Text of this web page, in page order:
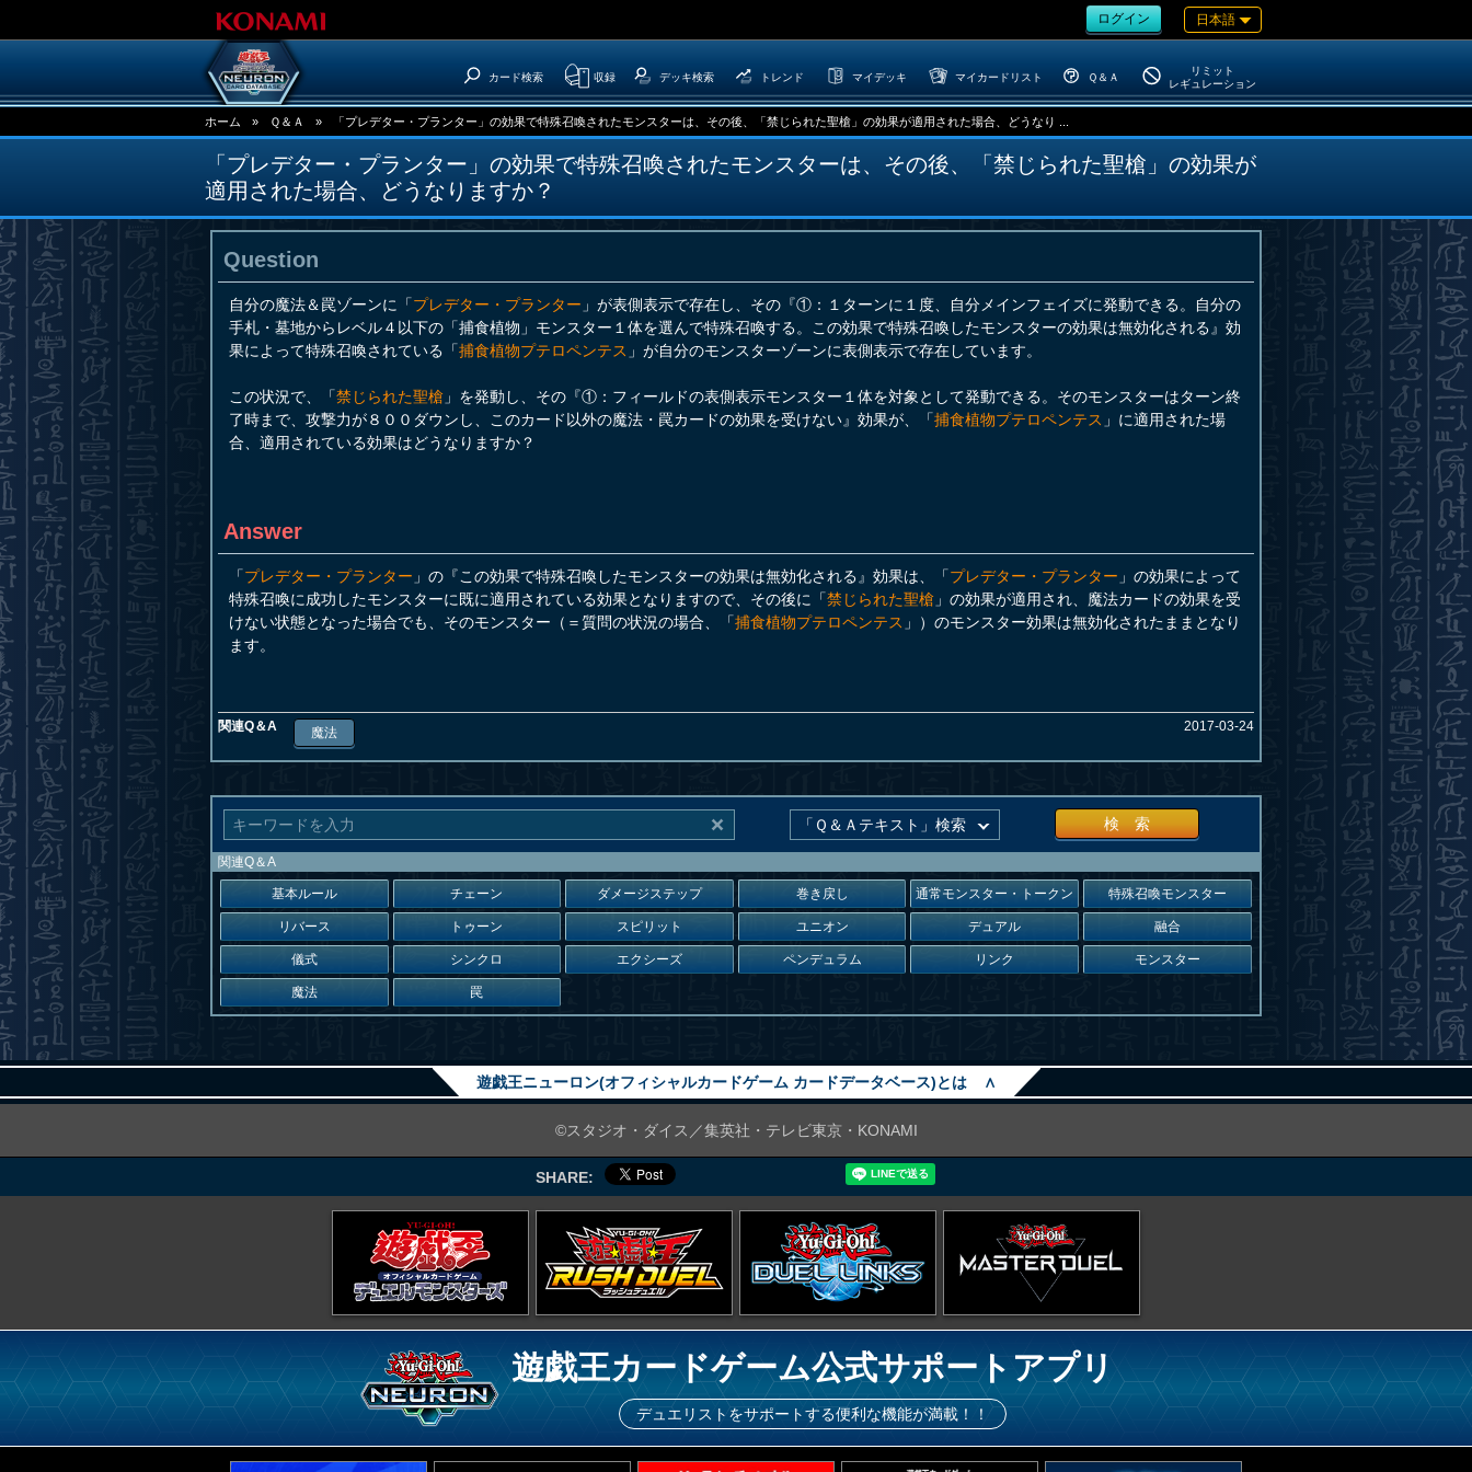
ログイン 日本語
カード検索 収録 デッキ検索 トレンド マイデッキ マイカードリスト Ｑ＆Ａ
リミット
レギュレーション
ホーム » Ｑ＆Ａ » 「プレデター・プランター」の効果で特殊召喚されたモンスターは、その後、「禁じられた聖槍」の効果が適用された場合、どうなり ...
「プレデター・プランター」の効果で特殊召喚されたモンスターは、その後、「禁じられた聖槍」の効果が
適用された場合、どうなりますか？
Question
自分の魔法＆罠ゾーンに「プレデター・プランター 」が表側表示で存在し、その『①：１ターンに１度、自分メインフェイズに発動できる。自分の
手札・墓地からレベル４以下の「捕食植物」モンスター１体を選んで特殊召喚する。この効果で特殊召喚したモンスターの効果は無効化される』効
果によって特殊召喚されている「捕食植物プテロペンテス 」が自分のモンスターゾーンに表側表示で存在しています。
この状況で、「禁じられた聖槍 」を発動し、その『①：フィールドの表側表示モンスター１体を対象として発動できる。そのモンスターはターン終
了時まで、攻撃力が８００ダウンし、このカード以外の魔法・罠カードの効果を受けない』効果が、「捕食植物プテロペンテス 」に適用された場
合、適用されている効果はどうなりますか？
Answer
「プレデター・プランター 」の『この効果で特殊召喚したモンスターの効果は無効化される』効果は、「プレデター・プランター 」の効果によって
特殊召喚に成功したモンスターに既に適用されている効果となりますので、その後に「禁じられた聖槍 」の効果が適用され、魔法カードの効果を受
けない状態となった場合でも、そのモンスター（＝質問の状況の場合、「捕食植物プテロペンテス 」）のモンスター効果は無効化されたままとなり
ます。
関連Q＆A 魔法 2017-03-24
検 索
関連Q＆A
基本ルール チェーン ダメージステップ 巻き戻し 通常モンスター・トークン 特殊召喚モンスター
リバース トゥーン スピリット ユニオン デュアル 融合
儀式 シンクロ エクシーズ ペンデュラム リンク モンスター
魔法 罠
遊戯王ニューロン(オフィシャルカードゲーム カードデータベース)とは ∧
©スタジオ・ダイス／集英社・テレビ東京・KONAMI
SHARE:
遊戯王カードゲーム公式サポートアプリ
デュエリストをサポートする便利な機能が満載！！